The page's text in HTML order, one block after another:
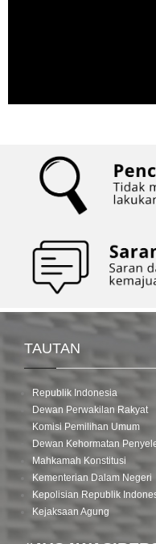
TAUTAN
Republik Indonesia
Dewan Perwakilan Rakyat
Komisi Pemilihan Umum
Dewan Kehormatan
Mahkamah Konstitusi
Kementerian Dalam Negeri
Kepolisian Republik
Kejaksaan Agung